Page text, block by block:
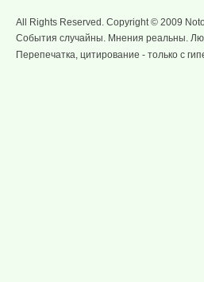
All Rights Reserved. Copyright © 2009
События случайны. Мнения реальны.
Перепечатка, цитирование - только с